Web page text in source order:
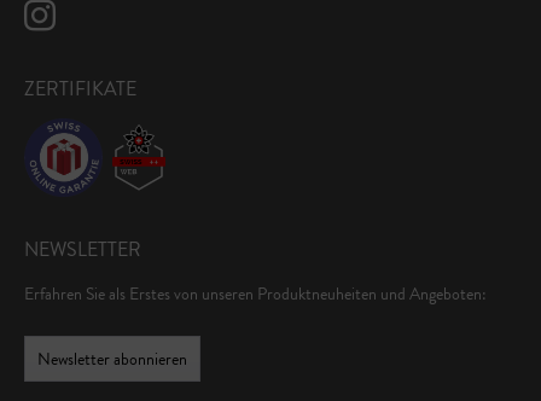
ZERTIFIKATE
NEWSLETTER
Erfahren Sie als Erstes von unseren Produktneuheiten und Angeboten:
Newsletter abonnieren